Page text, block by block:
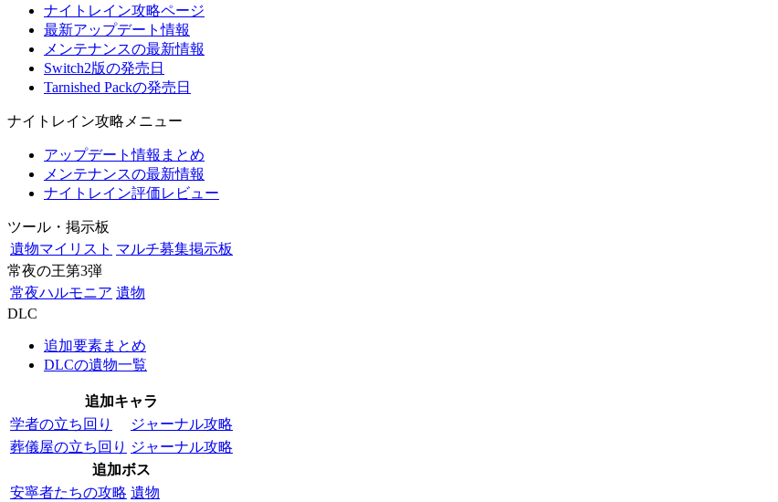
ナイトレイン攻略ページ
最新アップデート情報
メンテナンスの最新情報
Switch2版の発売日
Tarnished Packの発売日
ナイトレイン攻略メニュー
アップデート情報まとめ
メンテナンスの最新情報
ナイトレイン評価レビュー
ツール・掲示板
遺物マイリスト マルチ募集掲示板
常夜の王第3弾
常夜ハルモニア 遺物
DLC
追加要素まとめ
DLCの遺物一覧
追加キャラ
学者の立ち回り
ジャーナル攻略
葬儀屋の立ち回り ジャーナル攻略
追加ボス
安寧者たちの攻略 遺物